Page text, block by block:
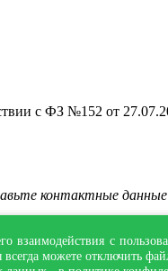
взаимодействия с
можете отключить
с ФЗ №152 от
контактные